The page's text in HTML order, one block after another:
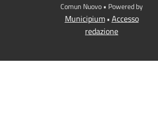
Comun Nuovo • Powered by
Municipium• Accesso
redazione